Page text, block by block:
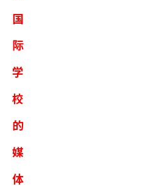
国
际
学
校
的
媒
体